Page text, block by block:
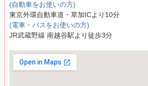
(自動車をお使いの方)
東京外環自動車道・草加ICより10分
(電車・バスをお使いの方)
JR武蔵野線 南越谷駅より徒歩3分